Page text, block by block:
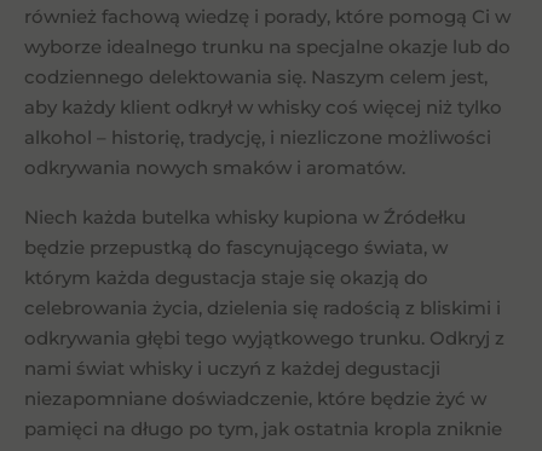
również fachową wiedzę i porady, które pomogą Ci w
wyborze idealnego trunku na specjalne okazje lub do
codziennego delektowania się. Naszym celem jest,
aby każdy klient odkrył w whisky coś więcej niż tylko
alkohol – historię, tradycję, i niezliczone możliwości
odkrywania nowych smaków i aromatów.
Niech każda butelka whisky kupiona w Źródełku
będzie przepustką do fascynującego świata, w
którym każda degustacja staje się okazją do
celebrowania życia, dzielenia się radością z bliskimi i
odkrywania głębi tego wyjątkowego trunku. Odkryj z
nami świat whisky i uczyń z każdej degustacji
niezapomniane doświadczenie, które będzie żyć w
pamięci na długo po tym, jak ostatnia kropla zniknie